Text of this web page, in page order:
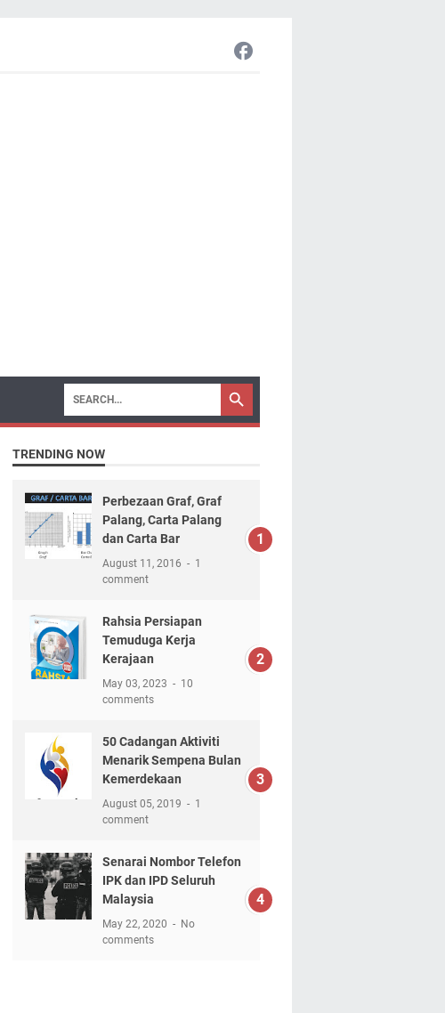
TRENDING NOW
Perbezaan Graf, Graf
Palang, Carta Palang
dan Carta Bar
August 11, 2016
1
comment
Rahsia Persiapan
Temuduga Kerja
Kerajaan
May 03, 2023
10
comments
50 Cadangan Aktiviti
Menarik Sempena Bulan
Kemerdekaan
August 05, 2019
1
comment
Senarai Nombor Telefon
IPK dan IPD Seluruh
Malaysia
May 22, 2020
No
comments